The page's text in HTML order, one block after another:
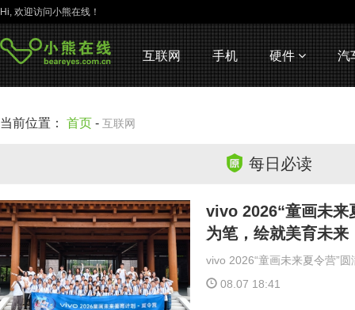
Hi, 欢迎访问小熊在线！
互联网 手机 硬件 汽
当前位置： 首页 - 互联网
每日必读
vivo 2026“童画未来
为笔，绘就美育未来
vivo 2026“童画未来夏令营”
08.07 18:41